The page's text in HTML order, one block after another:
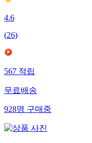
4.6
(26)
567적립
무료배송
928명구매중